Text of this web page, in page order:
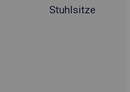
Stuhlsitze